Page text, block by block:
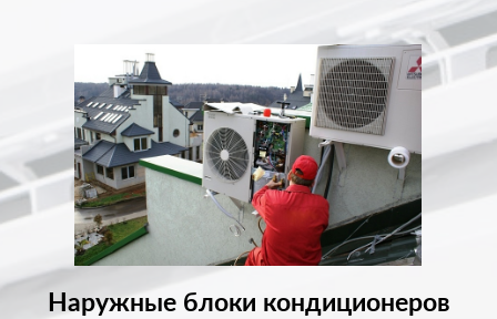
Наружные блоки кондиционеров